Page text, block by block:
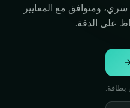
ومتوافق مع المعايير
على الدقة.